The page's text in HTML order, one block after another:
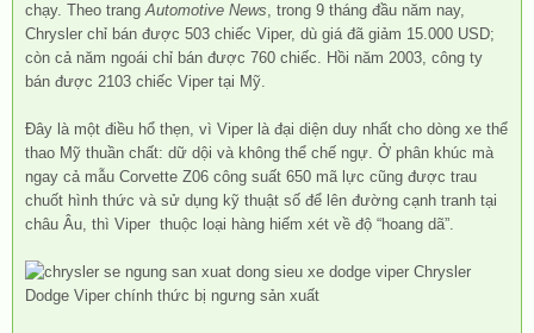
chạy. Theo trangAutomotive News, trong 9 tháng đầu năm nay,
Chrysler chỉ bán được 503 chiếc Viper, dù giá đã giảm 15.000 USD;
còn cả năm ngoái chỉ bán được 760 chiếc. Hồi năm 2003, công ty
bán được 2103 chiếc Viper tại Mỹ.
Đây là một điều hổ thẹn, vì Viper là đại diện duy nhất cho dòng xe thể
thao Mỹ thuần chất: dữ dội và không thể chế ngự. Ở phân khúc mà
ngay cả mẫu Corvette Z06 công suất 650 mã lực cũng được trau
chuốt hình thức và sử dụng kỹ thuật số để lên đường cạnh tranh tại
châu Âu, thì Viper thuộc loại hàng hiếm xét về độ “hoang dã”.